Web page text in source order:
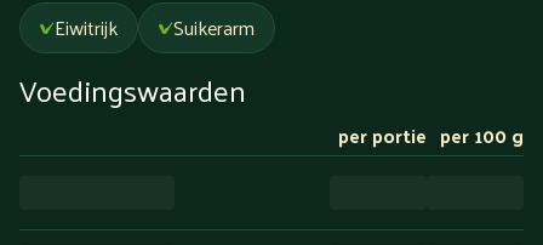
Eiwitrijk Suikerarm
Voedingswaarden
per portie per 100 g